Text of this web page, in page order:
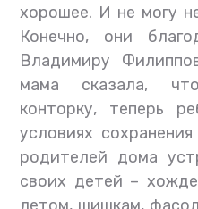
хорошее. И не могу
Конечно, они
Владимиру
мама сказала,
конторку, теперь
условиях
родителей дома
своих детей –